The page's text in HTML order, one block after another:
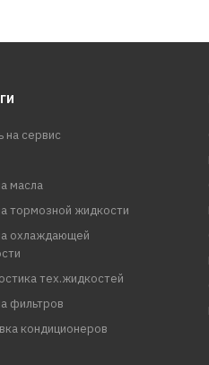
на сервис
масла
тормозной жидкости
охлаждающей
тех.жидкостей
фильтров
кондиционеров